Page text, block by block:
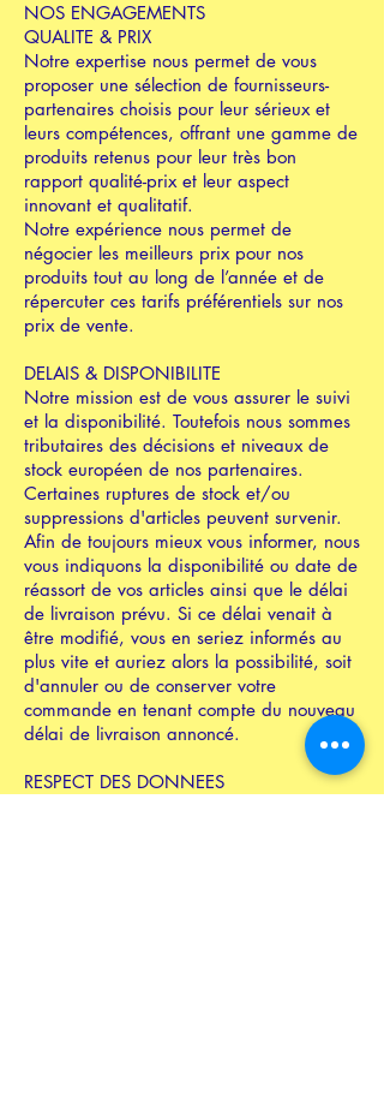
NOS ENGAGEMENTS
QUALITE & PRIX
Notre expertise nous permet de vous
proposer une sélection de fournisseurs-
partenaires choisis pour leur sérieux et
leurs compétences, offrant une gamme de
produits retenus pour leur très bon
rapport qualité-prix et leur aspect
innovant et qualitatif.
Notre expérience nous permet de
négocier les meilleurs prix pour nos
produits tout au long de l’année et de
répercuter ces tarifs préférentiels sur nos
prix de vente.
DELAIS & DISPONIBILITE
Notre mission est de vous assurer le suivi
et la disponibilité. Toutefois nous sommes
tributaires des décisions et niveaux de
stock européen de nos partenaires.
Certaines ruptures de stock et/ou
suppressions d'articles peuvent survenir.
Afin de toujours mieux vous informer, nous
vous indiquons la disponibilité ou date de
réassort de vos articles ainsi que le délai
de livraison prévu. Si ce délai venait à
être modifié, vous en seriez informés au
plus vite et auriez alors la possibilité, soit
d'annuler ou de conserver votre
commande en tenant compte du nouveau
délai de livraison annoncé.
RESPECT DES DONNEES